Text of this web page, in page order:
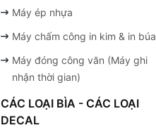
Máy ép nhựa
Máy chấm công in kim & in búa
Máy đóng công văn (Máy ghi
nhận thời gian)
CÁC LOẠI BÌA - CÁC LOẠI
DECAL